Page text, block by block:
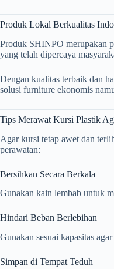
Produk Lokal Berkualitas
Produk SHINPO merupakan
yang telah dipercaya
Dengan kualitas terbaik dan
solusi furniture ekonomis
Tips Merawat Kursi Plastik
Agar kursi tetap awet dan
perawatan:
Bersihkan Secara Berkala
Gunakan kain lembab untuk
Hindari Beban Berlebihan
Gunakan sesuai kapasitas
Simpan di Tempat Teduh